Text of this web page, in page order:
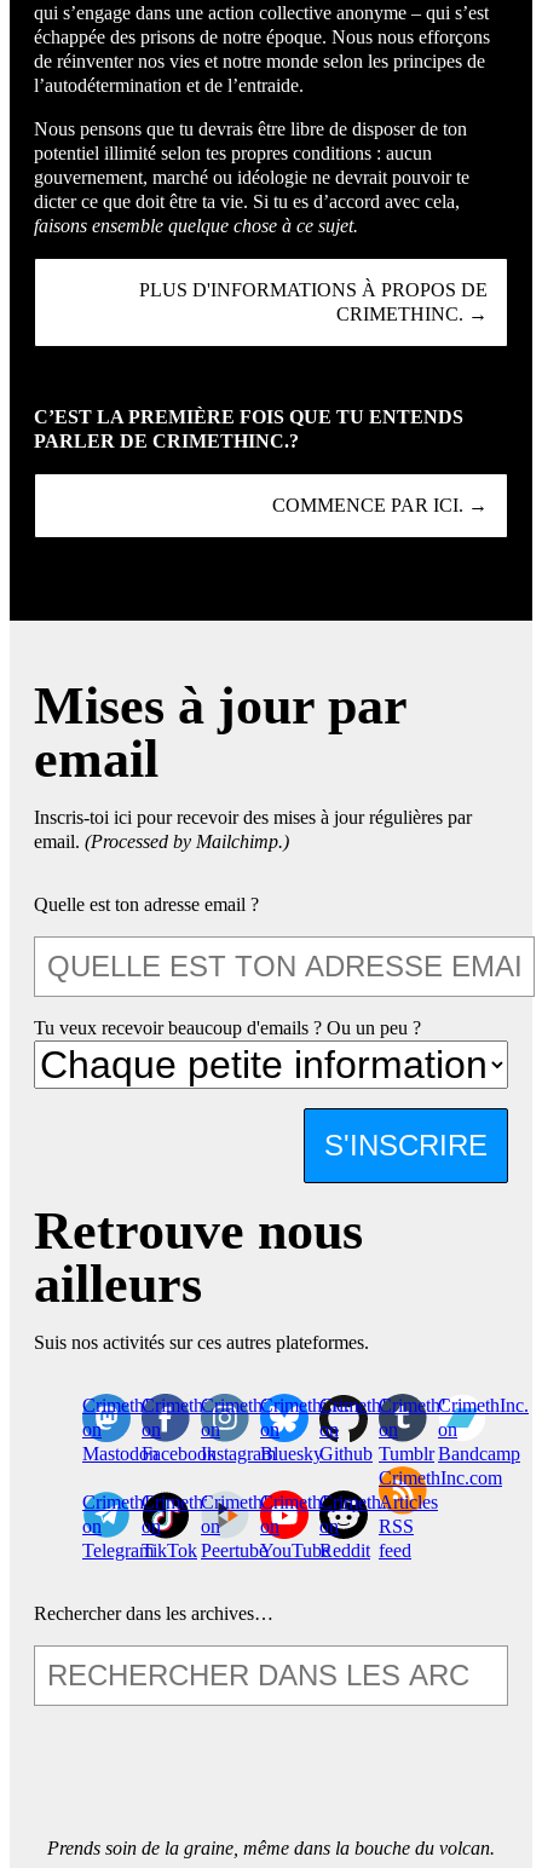
qui s’engage dans une action collective anonyme – qui s’est
échappée des prisons de notre époque. Nous nous efforçons
de réinventer nos vies et notre monde selon les principes de
l’autodétermination et de l’entraide.
Nous pensons que tu devrais être libre de disposer de ton
potentiel illimité selon tes propres conditions : aucun
gouvernement, marché ou idéologie ne devrait pouvoir te
dicter ce que doit être ta vie. Si tu es d’accord avec cela,
faisons ensemble quelque chose à ce sujet.
PLUS D'INFORMATIONS À PROPOS DE
CRIMETHINC. →
C’EST LA PREMIÈRE FOIS QUE TU ENTENDS
PARLER DE CRIMETHINC.?
COMMENCE PAR ICI. →
Mises à jour par
email
Inscris-toi ici pour recevoir des mises à jour régulières par
email. (Processed by Mailchimp.)
Quelle est ton adresse email ?
Tu veux recevoir beaucoup d'emails ? Ou un peu ?
S'INSCRIRE
Retrouve nous
ailleurs
Suis nos activités sur ces autres plateformes.
CrimethInc.
on
Mastodon
Crimethinc.
on
Facebook
Crimethinc.
on
Instagram
Crimethinc.
on
Bluesky
CrimethInc.
on
Github
CrimethInc.
on
Tumblr
CrimethInc.
on
Bandcamp
CrimethInc.
on
Telegram
Crimethinc.
on
TikTok
CrimethInc.
on
Peertube
CrimethInc.
on
YouTube
CrimethInc.
on
Reddit
CrimethInc.com
Articles
RSS
feed
Rechercher dans les archives…
Prends soin de la graine, même dans la bouche du volcan.